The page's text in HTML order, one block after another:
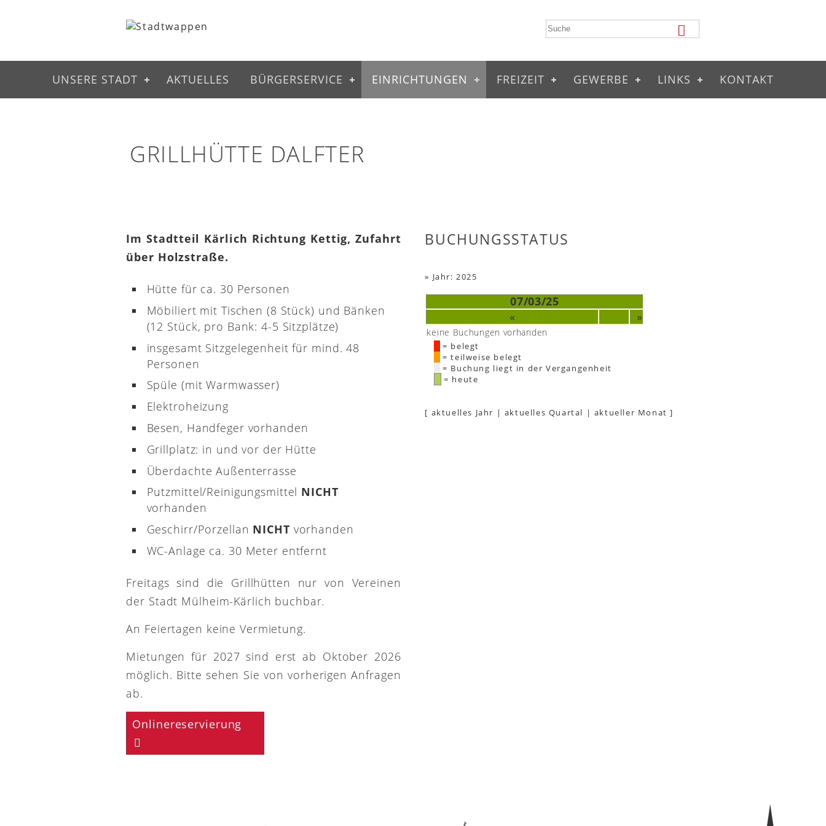
UNSERE STADT AKTUELLES BÜRGERSERVICE EINRICHTUNGEN FREIZEIT GEWERBE LINKS KONTAKT
GRILLHÜTTE DALFTER
Im Stadtteil Kärlich Richtung Kettig, Zufahrt
über Holzstraße.
Hütte für ca. 30 Personen
Möbiliert mit Tischen (8 Stück) und Bänken
(12 Stück, pro Bank: 4-5 Sitzplätze)
insgesamt Sitzgelegenheit für mind. 48
Personen
Spüle (mit Warmwasser)
Elektroheizung
Besen, Handfeger vorhanden
Grillplatz: in und vor der Hütte
Überdachte Außenterrasse
Putzmittel/Reinigungsmittel NICHT
vorhanden
Geschirr/Porzellan NICHT vorhanden
WC-Anlage ca. 30 Meter entfernt
Freitags sind die Grillhütten nur von Vereinen
der Stadt Mülheim-Kärlich buchbar.
An Feiertagen keine Vermietung.
Mietungen für 2027 sind erst ab Oktober 2026
möglich. Bitte sehen Sie von vorherigen Anfragen
ab.
Onlinereservierung
BUCHUNGSSTATUS
» Jahr: 2025
07/03/25
«
»
keine Buchungen vorhanden
= belegt
= teilweise belegt
= Buchung liegt in der Vergangenheit
= heute
[ aktuelles Jahr | aktuelles Quartal | aktueller Monat ]